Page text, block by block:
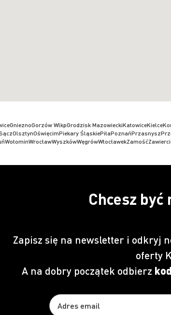
GnieznoGorzów WlkpGrodzisk MazowieckiKatowiceKielce
OlsztynOświęcimPiekary ŚląskiePiłaPoznańPrzasnysz
WołominWrocławWyszkówWęgrówWłocławekZamość
Chcesz być
Zapisz się na newsletter i odkryj
oferty
A na dobry początek odbierz